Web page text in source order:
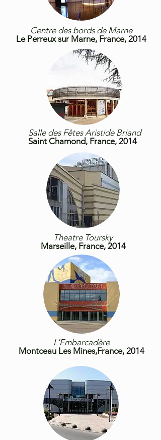
Centre des bords de Marne
Le Perreux sur Marne, France, 2014
Salle des Fêtes Aristide Briand
Saint Chamond, France, 2014
Theatre Toursky
Marseille, France, 2014
L'Embarcadère
Montceau Les Mines,France, 2014